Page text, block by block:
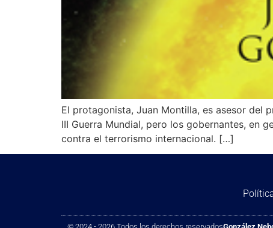
El protagonista, Juan Montilla, es asesor del
III Guerra Mundial, pero los gobernantes, en
contra el terrorismo internacional. […]